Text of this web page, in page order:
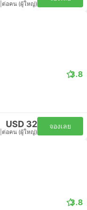
ต่อคน (ผู้ใหญ่)
3.8
USD 32
ต่อคน (ผู้ใหญ่)
จองเลย
3.8